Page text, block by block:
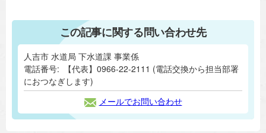
この記事に関する問い合わせ先
人吉市 水道局 下水道課 事業係
電話番号:
【代表】0966-22-2111 (電話交換から担当部署
におつなぎします)
メールでお問い合わせ